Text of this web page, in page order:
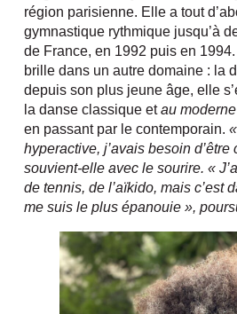
région parisienne. Elle a tout
gymnastique rythmique jusqu’à
de France, en 1992 puis en
brille dans un autre domaine : la
depuis son plus jeune âge, elle
la danse classique etau
en passant par le contemporain.
hyperactive, j’avais besoin
souvient-elle avec le sourire. «
de tennis, de l’aïkido, mais c’est
me suis le plus épanouie »,